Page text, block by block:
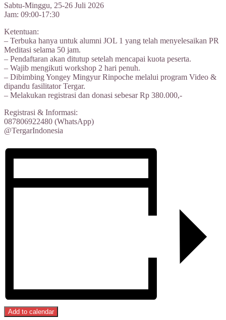
Sabtu-Minggu, 25-26 Juli 2026
Jam: 09:00-17:30
Ketentuan:
– Terbuka hanya untuk alumni JOL 1 yang telah menyelesaikan PR
Meditasi selama 50 jam.
– Pendaftaran akan ditutup setelah mencapai kuota peserta.
– Wajib mengikuti workshop 2 hari penuh.
– Dibimbing Yongey Mingyur Rinpoche melalui program Video &
dipandu fasilitator Tergar.
– Melakukan registrasi dan donasi sebesar Rp 380.000,-
Registrasi & Informasi:
087806922480 (WhatsApp)
@TergarIndonesia
Add to calendar